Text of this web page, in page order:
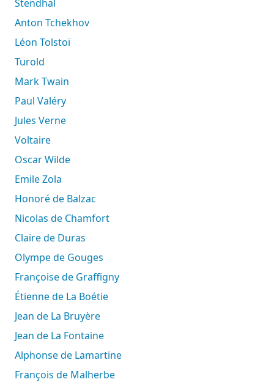
Stendhal
Anton Tchekhov
Léon Tolstoï
Turold
Mark Twain
Paul Valéry
Jules Verne
Voltaire
Oscar Wilde
Emile Zola
Honoré de Balzac
Nicolas de Chamfort
Claire de Duras
Olympe de Gouges
Françoise de Graffigny
Étienne de La Boétie
Jean de La Bruyère
Jean de La Fontaine
Alphonse de Lamartine
François de Malherbe